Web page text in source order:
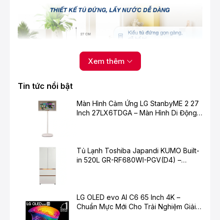
Công nghệ tạo nước Hydrogen độc quyền -
Với bằng sáng chế độc quyền thiết bị lọc nước
Hydrogen, Kangaroo hứa hẹn sẽ mang đến nguồn
nước Hydrogen giàu khoáng chất cho cả gia đình bạn
an tâm tận hưởng. Một số công dụng nổi bật của nước
- Loại bỏ các chất oxy hóa, làm chậm quá trình lão
Xem thêm
Tin tức nổi bật
Màn Hình Cảm Ứng LG StanbyME 2 27
Inch 27LX6TDGA – Màn Hình Di Động
Tủ Lạnh Toshiba Japandi KUMO Built-
in 520L GR-RF680WI-PGV(D4) –
LG OLED evo AI C6 65 Inch 4K –
Chuẩn Mực Mới Cho Trải Nghiệm Giải